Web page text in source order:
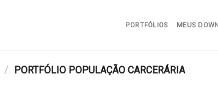
PORTFÓLIOS MEUS
/ PORTFÓLIO POPULAÇÃO CARCERÁRIA